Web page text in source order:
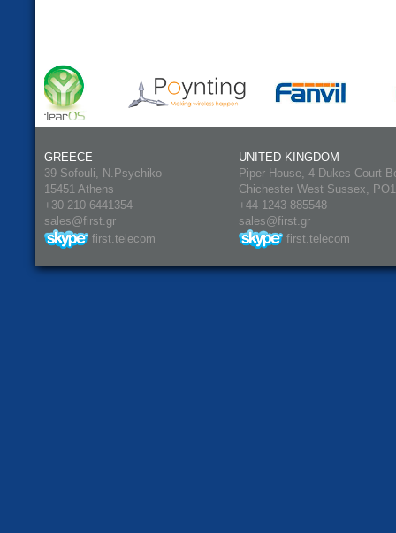
GREECE
39 Sofouli, N.Psychiko
15451 Athens
+30 210 6441354
sales@first.gr
first.telecom
UNITED KINGDOM
Piper House, 4 Dukes Court
Chichester West Sussex,
+44 1243 885548
sales@first.gr
first.telecom